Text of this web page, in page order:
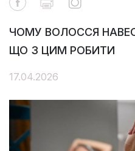
ЧОМУ ВОЛОССЯ
ЩО З ЦИМ РОБИТИ
17.04.2026